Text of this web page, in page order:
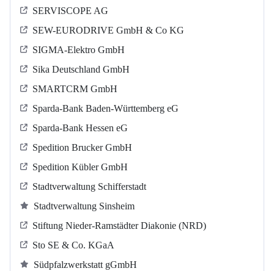
SERVISCOPE AG
SEW-EURODRIVE GmbH & Co KG
SIGMA-Elektro GmbH
Sika Deutschland GmbH
SMARTCRM GmbH
Sparda-Bank Baden-Württemberg eG
Sparda-Bank Hessen eG
Spedition Brucker GmbH
Spedition Kübler GmbH
Stadtverwaltung Schifferstadt
Stadtverwaltung Sinsheim
Stiftung Nieder-Ramstädter Diakonie (NRD)
Sto SE & Co. KGaA
Südpfalzwerkstatt gGmbH